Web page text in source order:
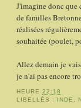
J'imagine donc que
de familles
réalisées
souhaitée (poulet,
Allez demain je
je n'ai pas encore
HEURE22:18
LIBELLÉS : INDE